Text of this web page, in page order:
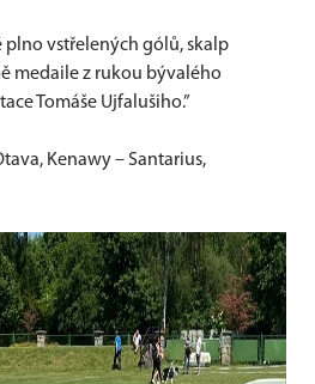
vstřelených gólů, skalp
medaile z rukou bývalého
Tomáše Ujfalušiho.”
Kenawy – Santarius,